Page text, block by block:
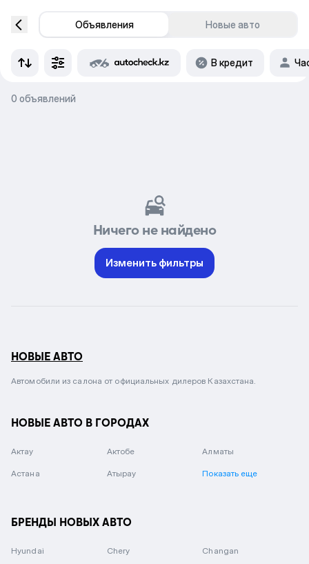
Объявления Новые авто
В кредит
0 объявлений
Ничего не найдено
Изменить фильтры
НОВЫЕ АВТО
Автомобили из салона от официальных дилеров Казахстана.
НОВЫЕ АВТО В ГОРОДАХ
Актау Актобе Алматы
Астана Атырау Показать еще
БРЕНДЫ НОВЫХ АВТО
Hyundai Chery Changan